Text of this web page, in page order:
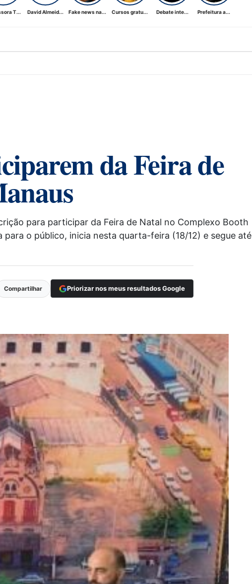
T... David Almeid... Fake news na... Cursos gratu... Debate inte... Prefeitura a...
da Feira de
para participar da Feira de Natal no Complexo Booth
o público, inicia nesta quarta-feira (18/12) e segue até
Compartilhar Priorizar nos meus resultados Google